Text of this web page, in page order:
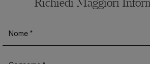
Richiedi Maggiori